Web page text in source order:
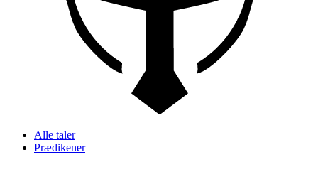
Alle taler
Prædikener